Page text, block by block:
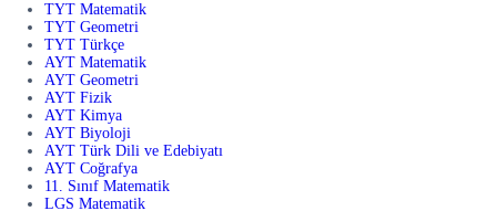
TYT Matematik
TYT Geometri
TYT Türkçe
AYT Matematik
AYT Geometri
AYT Fizik
AYT Kimya
AYT Biyoloji
AYT Türk Dili ve Edebiyatı
AYT Coğrafya
11. Sınıf Matematik
LGS Matematik